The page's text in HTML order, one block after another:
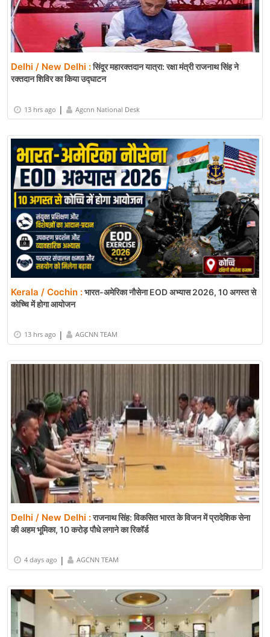
Delhi / New Delhi :सिंदूर महारक्तदान यात्रा: रक्षा मंत्री राजनाथ सिंह ने
रक्तदान शिविर का किया उद्घाटन
13 hrs ago | Agcnn National Desk
Kerala / Cochin :भारत-अमेरिका नौसेना EOD अभ्यास 2026, 10 अगस्त से
कोच्चि में होगा आयोजन
13 hrs ago | AGCNN TEAM
Delhi / New Delhi :राजनाथ सिंह: विकसित भारत के विजन में प्रादेशिक सेना
की अहम भूमिका, 10 करोड़ पौधे लगाने का रिकॉर्ड
4 days ago | AGCNN TEAM